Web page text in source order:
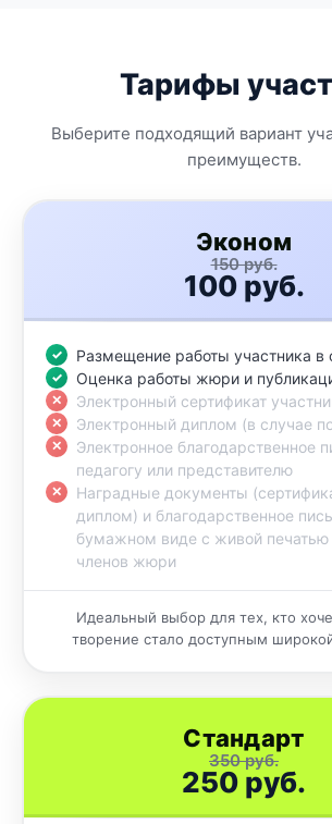
Тарифы
Выберите подходящий вариант
преимуществ.
Эконом
150 руб.
100 руб.
Размещение работы участника
Оценка работы жюри и
Электронный сертификат
Электронный диплом (в случае
Электронное благодарственное
педагогу или представителю
Наградные документы
диплом) и благодарственное
бумажном виде с живой печатью
членов жюри
Идеальный выбор для тех, кто
творение стало доступным
Стандарт
350 руб.
250 руб.